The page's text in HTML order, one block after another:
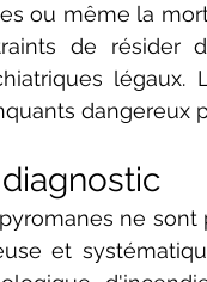
ou même la
de résider
dangereux
ne
et